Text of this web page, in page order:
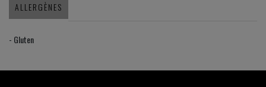
ALLERGÈNES
- Gluten